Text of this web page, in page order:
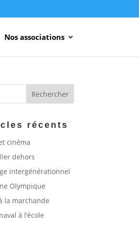
Nos associations
récents
cinéma
dehors
intergénérationnel
Olympique
la marchande
à l’école